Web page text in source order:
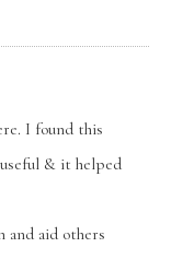
I found this
& it helped
and aid others